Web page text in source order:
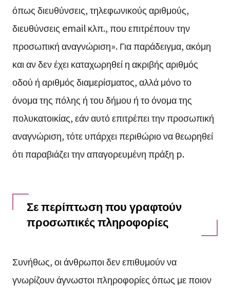
όπως διευθύνσεις, τηλεφωνικούς αριθμούς,
διευθύνσεις email κλπ., που επιτρέπουν την
προσωπική αναγνώριση». Για παράδειγμα, ακόμη
και αν δεν έχει καταχωρηθεί η ακριβής αριθμός
οδού ή αριθμός διαμερίσματος, αλλά μόνο το
όνομα της πόλης ή του δήμου ή το όνομα της
πολυκατοικίας, εάν αυτό επιτρέπει την προσωπική
αναγνώριση, τότε υπάρχει περιθώριο να θεωρηθεί
ότι παραβιάζει την απαγορευμένη πράξη p.
Σε περίπτωση που γραφτούν
προσωπικές πληροφορίες
Συνήθως, οι άνθρωποι δεν επιθυμούν να
γνωρίζουν άγνωστοι πληροφορίες όπως με ποιον